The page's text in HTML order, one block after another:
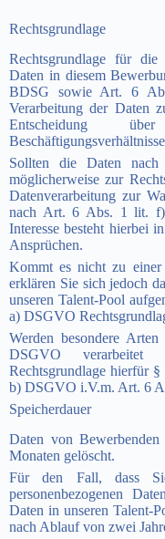
Rechtsgrundlage
Rechtsgrundlage für die
Daten in diesem
BDSG sowie Art. 6
Verarbeitung der Daten
Entscheidung
Sollten die Daten nach
möglicherweise zur
Datenverarbeitung zur
nach Art. 6 Abs. 1 lit. f)
Interesse besteht hierbei
Ansprüchen.
Kommt es nicht zu einer
erklären Sie sich jedoch
unseren Talent-Pool
a) DSGVO
Werden besondere
DSGVO verarbeitet
Rechtsgrundlage hierfür
b) DSGVO i.V.m. Art. 6
Speicherdauer
Daten von
Monaten gelöscht.
Für den Fall, dass
personenbezogenen
Daten in unseren Talent-
nach Ablauf von zwei